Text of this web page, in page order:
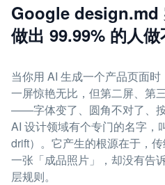
Google design.md
做出 99.99% 的人
当你用 AI 生成一个产品页面
一屏惊艳无比，但第二屏、第
——字体变了、圆角不对了、
AI 设计领域有个专门的名字，
drift）。它产生的根源在于，
一张「成品照片」，却没有告
层规则。